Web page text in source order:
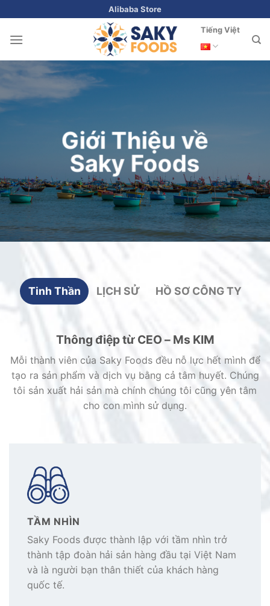
to
content
Alibaba Store
Tiếng Việt
Giới Thiệu về
Saky Foods
Tinh Thần LỊCH SỬ HỒ SƠ CÔNG TY
Thông điệp từ CEO – Ms KIM
Mỗi thành viên của Saky Foods đều nỗ lực hết mình để
tạo ra sản phẩm và dịch vụ bằng cả tâm huyết. Chúng
tôi sản xuất hải sản mà chính chúng tôi cũng yên tâm
cho con mình sử dụng.
TẦM NHÌN
Saky Foods được thành lập với tầm nhìn trở
thành tập đoàn hải sản hàng đầu tại Việt Nam
và là người bạn thân thiết của khách hàng
quốc tế.